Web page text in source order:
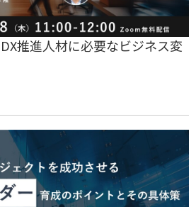
推進人材に必要なビジネス変